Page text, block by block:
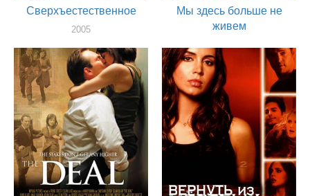
Сверхъестественное
2005
Мы здесь больше не
живем
актер